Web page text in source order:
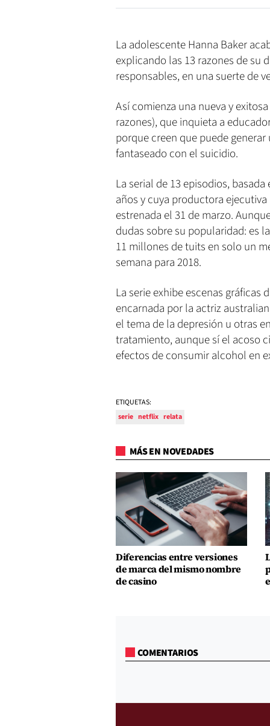
La adolescente Hanna Baker
explicando las 13 razones de su
responsables, en una suerte de
Así comienza una nueva y
razones), que inquieta a
porque creen que puede
fantaseado con el suicidio.
La serial de 13 episodios,
años y cuya productora
estrenada el 31 de marzo.
dudas sobre su popularidad: es
11 millones de tuits en solo un
semana para 2018.
La serie exhibe escenas gráficas
encarnada por la actriz
el tema de la depresión u otras
tratamiento, aunque sí el acoso
efectos de consumir alcohol en
ETIQUETAS:
serie netflix relata
MÁS EN NOVEDADES
Diferencias entre versiones
de marca del mismo nombre
de casino
COMENTARIOS